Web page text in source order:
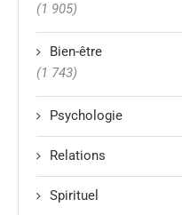
(1 905)
Bien-être
(1 743)
Psychologie
Relations
Spirituel